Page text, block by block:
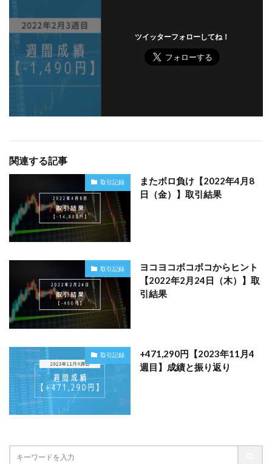
ツイッターフォローしてね！
関連する記事
取引記録
またボロ負け【2022年4月8
日（金）】取引結果
取引記録
ヨコヨコボコボコからヒント
【2022年2月24日（木）】取
引結果
取引記録
+471,290円【2023年11月4
週目】成績と振り返り